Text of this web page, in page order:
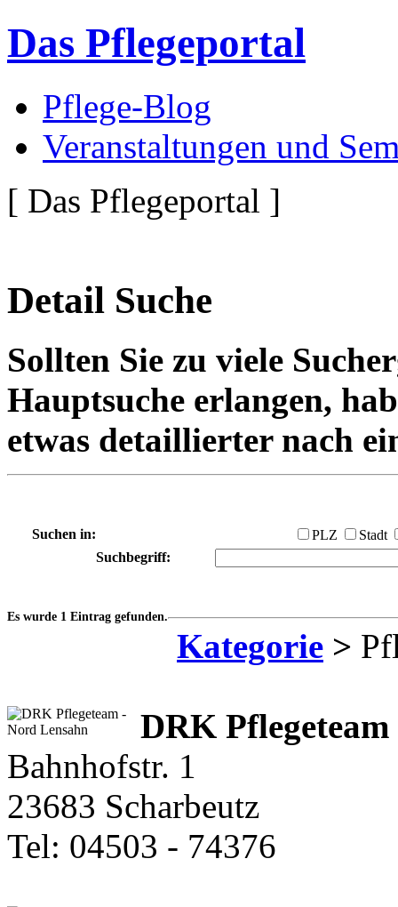
Das Pflegeportal
Pflege-Blog
Veranstaltungen und
[ Das Pflegeportal ]
Detail Suche
Sollten Sie zu viele
Hauptsuche erlangen,
etwas detaillierter nach
Suchen in: PLZ
Stadt
Suchbegriff:
Es wurde 1 Eintrag gefunden.
Kategorie >
DRK Pflegeteam
Bahnhofstr. 1
23683 Scharbeutz
Tel: 04503 - 74376